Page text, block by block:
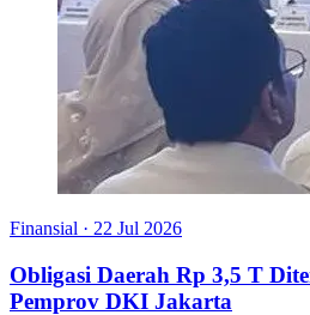
Finansial · 22 Jul 2026
Obligasi Daerah Rp 3,5 T
Pemprov DKI Jakarta